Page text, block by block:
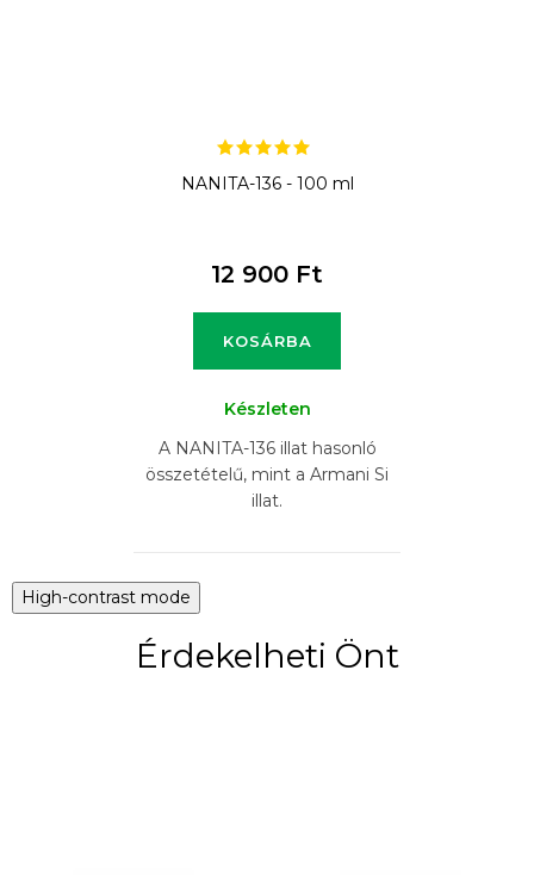
NANITA-136 - 100 ml
12 900 Ft
KOSÁRBA
Készleten
A NANITA-136 illat hasonló
összetételű, mint a Armani Si
illat.
High-contrast mode
Érdekelheti Önt